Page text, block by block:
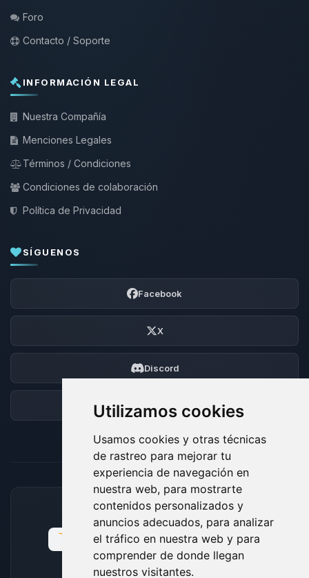
Utilizamos cookies
Usamos cookies y otras técnicas
de rastreo para mejorar tu
experiencia de navegación en
nuestra web, para mostrarte
contenidos personalizados y
anuncios adecuados, para analizar
el tráfico en nuestra web y para
comprender de donde llegan
nuestros visitantes.
Foro
Contacto / Soporte
INFORMACIÓN LEGAL
Nuestra Compañía
Menciones Legales
Términos / Condiciones
Condiciones de colaboración
Política de Privacidad
SÍGUENOS
Facebook
X
Discord
Foro
MÉTODOS DE PAGO ACEPTADOS